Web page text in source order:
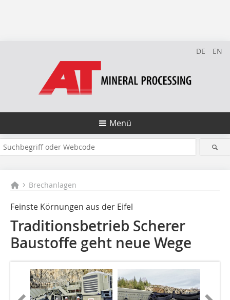
DE EN
Menü
Brechanlagen
Feinste Körnungen aus der Eifel
Traditionsbetrieb Scherer
Baustoffe geht neue Wege